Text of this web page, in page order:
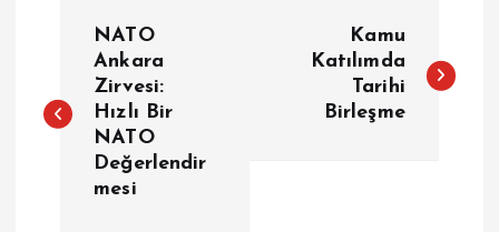
z
NATO
Ankara
Zirvesi:
Hızlı Bir
NATO
Değerlendir
mesi
Kamu
Katılımda
Tarihi
Birleşme